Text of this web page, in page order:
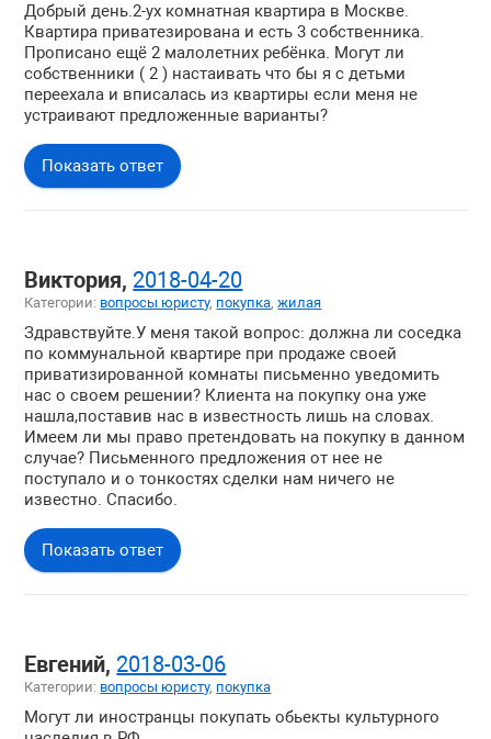
Добрый день.2-ух комнатная квартира в Москве.
Квартира приватезирована и есть 3 собственника.
Прописано ещё 2 малолетних ребёнка. Могут ли
собственники ( 2 ) настаивать что бы я с детьми
переехала и вписалась из квартиры если меня не
устраивают предложенные варианты?
Показать ответ
Виктория, 2018-04-20
Категории: вопросы юристу, покупка,жилая
Здравствуйте.У меня такой вопрос: должна ли соседка
по коммунальной квартире при продаже своей
приватизированной комнаты письменно уведомить
нас о своем решении? Клиента на покупку она уже
нашла,поставив нас в известность лишь на словах.
Имеем ли мы право претендовать на покупку в данном
случае? Письменного предложения от нее не
поступало и о тонкостях сделки нам ничего не
известно. Спасибо.
Показать ответ
Евгений, 2018-03-06
Категории: вопросы юристу, покупка
Могут ли иностранцы покупать обьекты культурного